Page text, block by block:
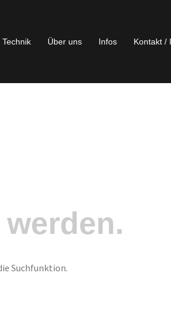
Technik Über uns Infos Kontakt /
Suchfunktion.